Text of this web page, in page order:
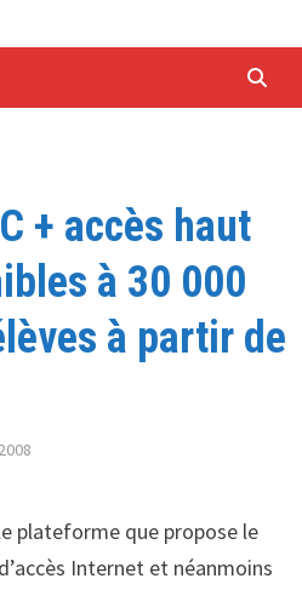
+ accès haut
à 30 000
à partir de
plateforme que propose le
Internet et néanmoins